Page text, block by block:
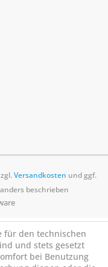
Versandkosten und ggf.
beschrieben
für den technischen
und stets gesetzt
bei Benutzung